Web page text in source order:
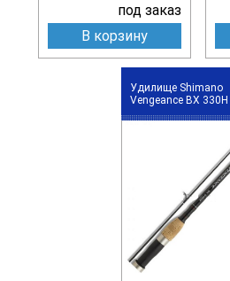
под заказ
В корзину
Удилище Shimano
Vengeance BX 330H